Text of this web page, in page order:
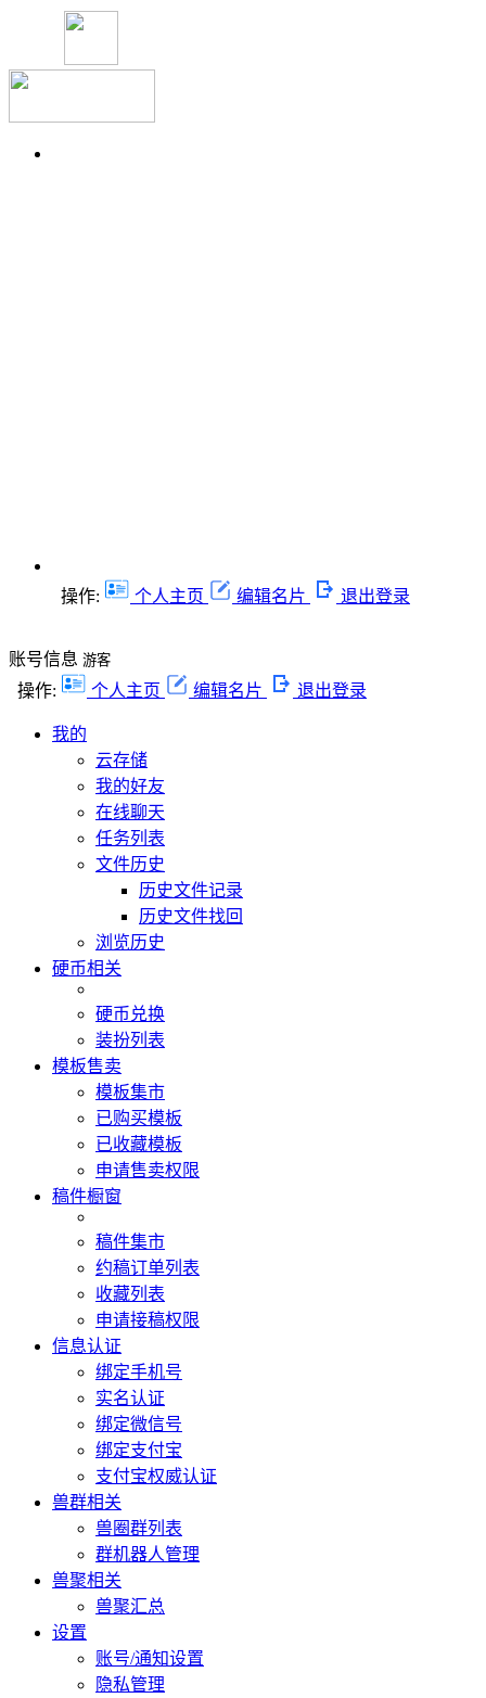
操作: 个人主页 编辑名片 退出登录
账号信息 游客
操作: 个人主页 编辑名片 退出登录
我的
云存储
我的好友
在线聊天
任务列表
文件历史
历史文件记录
历史文件找回
浏览历史
硬币相关
硬币兑换
装扮列表
模板售卖
模板集市
已购买模板
已收藏模板
申请售卖权限
稿件橱窗
稿件集市
约稿订单列表
收藏列表
申请接稿权限
信息认证
绑定手机号
实名认证
绑定微信号
绑定支付宝
支付宝权威认证
兽群相关
兽圈群列表
群机器人管理
兽聚相关
兽聚汇总
设置
账号/通知设置
隐私管理